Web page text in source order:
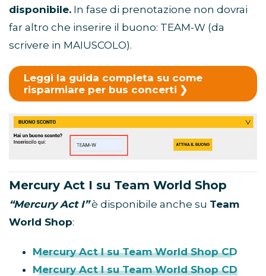
disponibile. In fase di prenotazione non dovrai
far altro che inserire il buono: TEAM-W (da
scrivere in MAIUSCOLO).
Leggi la guida completa su come
risparmiare per bus concerti
Mercury Act I su Team World Shop
“Mercury Act I”è disponibile anche su Team
World Shop:
Mercury Act I su Team World Shop CD
Mercury Act I su Team World Shop CD